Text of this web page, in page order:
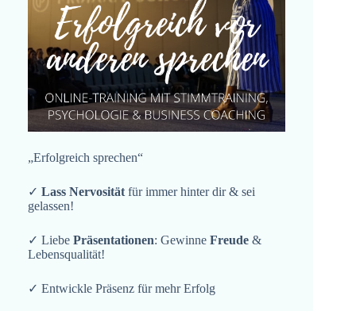
„Erfolgreich sprechen“
✓ Lass Nervositätfür immer hinter dir & sei
gelassen!
✓ Liebe Präsentationen: Gewinne Freude &
Lebensqualität!
✓ Entwickle Präsenz für mehr Erfolg